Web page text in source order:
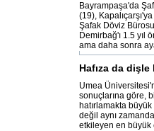
Bayrampaşa'da
(19),
Şafak Döviz
Demirbağ'ı 1.5 yıl
ama daha sonra
Hafıza da
Umea
sonuçlarına göre,
hatırlamakta
değil aynı
etkileyen en büyük